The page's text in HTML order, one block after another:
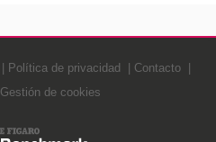
Política de privacidad
Contacto
Gestión de cookies